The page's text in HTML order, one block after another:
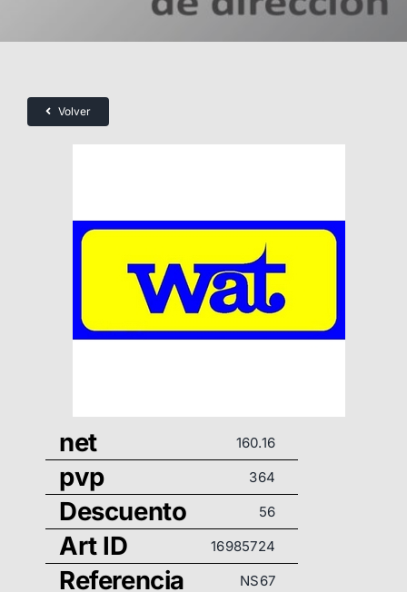
Volver
net 160.16
pvp 364
Descuento 56
Art ID 16985724
Referencia NS67